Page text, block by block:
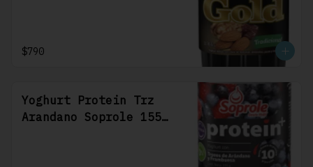
$790
Yoghurt Protein Trz
Arandano Soprole 155